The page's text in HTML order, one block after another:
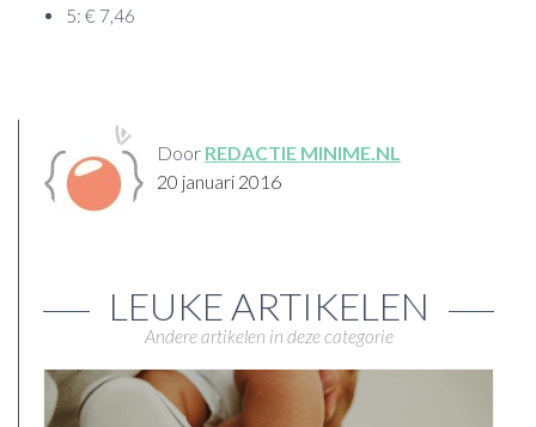
5: € 7,46
Door REDACTIE MINIME.NL
20 januari 2016
LEUKE ARTIKELEN
Andere artikelen in deze categorie